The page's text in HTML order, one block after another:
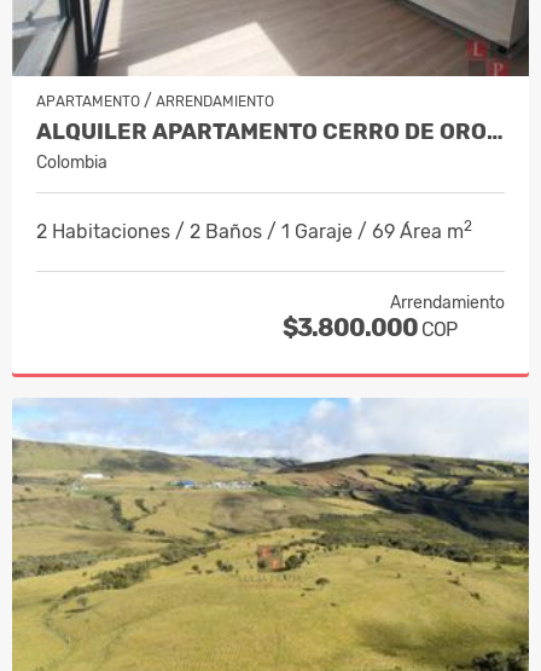
APARTAMENTO / ARRENDAMIENTO
ALQUILER APARTAMENTO CERRO DE ORO,…
Colombia
2 Habitaciones / 2 Baños / 1 Garaje / 69 Área m2
Arrendamiento
$3.800.000 COP